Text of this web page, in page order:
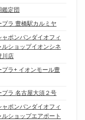
鑑定団
プラ 豊橋駅カルミヤ
ャポンバンダイオフィ
ルショップイオンシネ
川店
プラ+ イオンモール豊
プラ 名古屋大須２号
ャポンバンダイオフィ
ルショップエアポート